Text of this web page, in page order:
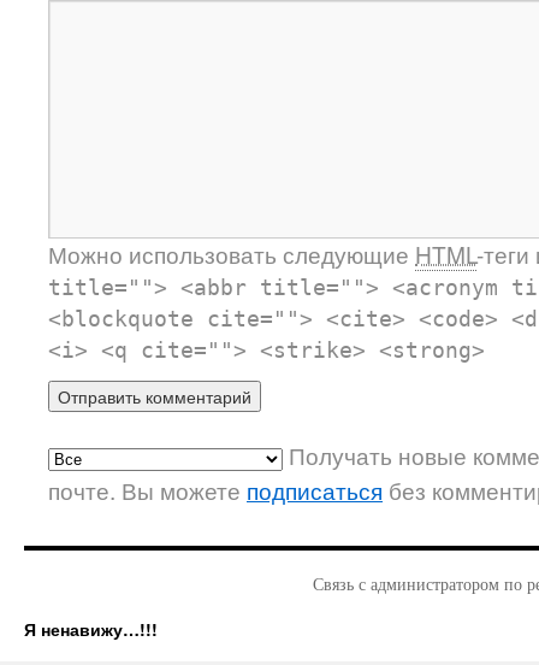
Можно использовать следующие HTML-
title=""> <abbr title=""> <acronym
<blockquote cite=""> <cite> <code>
<i> <q cite=""> <strike> <strong>
Получать новые
почте. Вы можете подписаться без
Связь с администратором по
Я ненавижу…!!!